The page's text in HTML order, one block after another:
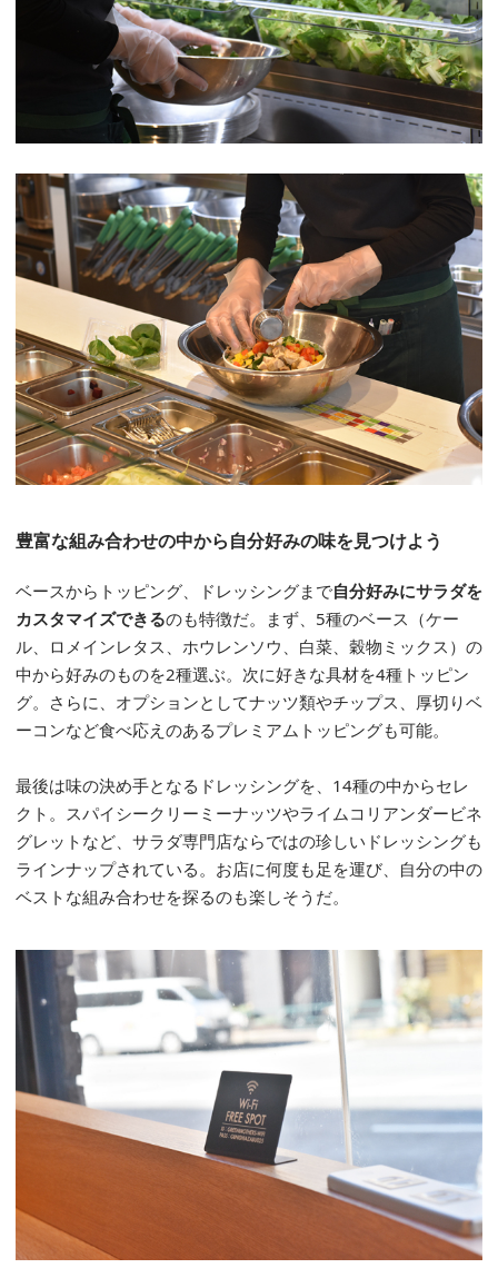
豊富な組み合わせの中から自分好みの味を見つけよう
ベースからトッピング、ドレッシングまで自分好みにサラダを
カスタマイズできるのも特徴だ。まず、5種のベース（ケー
ル、ロメインレタス、ホウレンソウ、白菜、穀物ミックス）の
中から好みのものを2種選ぶ。次に好きな具材を4種トッピン
グ。さらに、オプションとしてナッツ類やチップス、厚切りベ
ーコンなど食べ応えのあるプレミアムトッピングも可能。
最後は味の決め手となるドレッシングを、14種の中からセレ
クト。スパイシークリーミーナッツやライムコリアンダービネ
グレットなど、サラダ専門店ならではの珍しいドレッシングも
ラインナップされている。お店に何度も足を運び、自分の中の
ベストな組み合わせを探るのも楽しそうだ。